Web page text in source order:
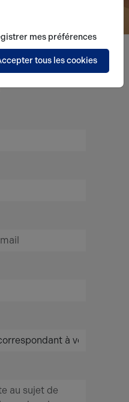
lire,
mes préférences
tous les cookies